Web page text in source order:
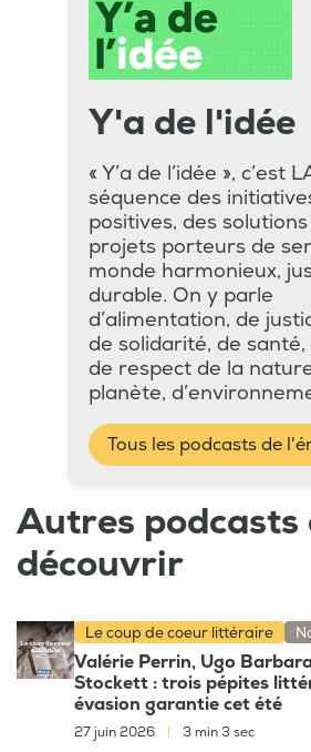
Y'a de l'idée
« Y’a de l’idée », c’est
séquence des
positives, des
projets porteurs de
monde harmonieux,
durable. On y parle
d’alimentation, de
de solidarité, de santé,
de respect de la
planète,
Tous les podcasts de
Autres podcasts
découvrir
Le coup de coeur littéraire
Valérie Perrin, Ugo
Stockett : trois pépites
évasion garantie cet été
27 juin 2026 3 min 3 sec